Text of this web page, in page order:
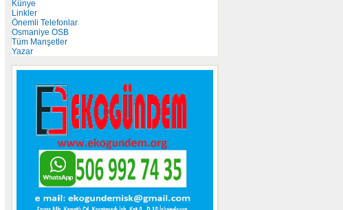
Künye
Linkler
Önemli Telefonlar
Osmaniye OSB
Tüm Manşetler
Yazar